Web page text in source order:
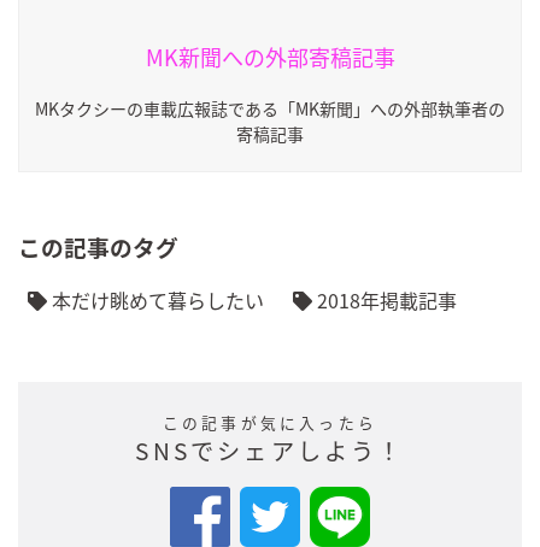
MK新聞への外部寄稿記事
MKタクシーの車載広報誌である「MK新聞」への外部執筆者の
寄稿記事
この記事のタグ
本だけ眺めて暮らしたい 2018年掲載記事
この記事が気に入ったら
SNSでシェアしよう！